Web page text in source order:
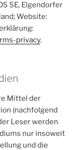
SE, Elgendorfer
Website:
privacy.
Mittel der
(nachfolgend
Leser werden
nur insoweit
und die